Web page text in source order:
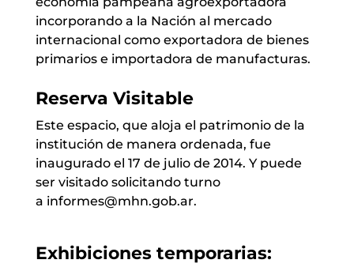
incorporando a la Nación al mercado
internacional como exportadora de bienes
primarios e importadora de manufacturas.
Reserva Visitable
Este espacio, que aloja el patrimonio de la
institución de manera ordenada, fue
inaugurado el 17 de julio de 2014. Y puede
ser visitado solicitando turno
a informes@mhn.gob.ar.
Exhibiciones temporarias: